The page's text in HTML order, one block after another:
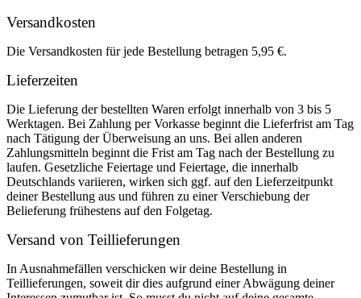
Versandkosten
Die Versandkosten für jede Bestellung betragen 5,95 €.
Lieferzeiten
Die Lieferung der bestellten Waren erfolgt innerhalb von 3 bis 5
Werktagen. Bei Zahlung per Vorkasse beginnt die Lieferfrist am Tag
nach Tätigung der Überweisung an uns. Bei allen anderen
Zahlungsmitteln beginnt die Frist am Tag nach der Bestellung zu
laufen. Gesetzliche Feiertage und Feiertage, die innerhalb
Deutschlands variieren, wirken sich ggf. auf den Lieferzeitpunkt
deiner Bestellung aus und führen zu einer Verschiebung der
Belieferung frühestens auf den Folgetag.
Versand von Teillieferungen
In Ausnahmefällen verschicken wir deine Bestellung in
Teillieferungen, soweit dir dies aufgrund einer Abwägung deiner